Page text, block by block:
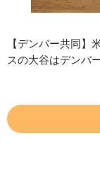
【デンバー共同
スの大谷はデンバ